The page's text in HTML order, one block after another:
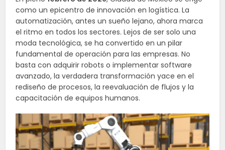
como un epicentro de innovación en logística. La
automatización, antes un sueño lejano, ahora marca
el ritmo en todos los sectores. Lejos de ser solo una
moda tecnológica, se ha convertido en un pilar
fundamental de operación para las empresas. No
basta con adquirir robots o implementar software
avanzado, la verdadera transformación yace en el
rediseño de procesos, la reevaluación de flujos y la
capacitación de equipos humanos.